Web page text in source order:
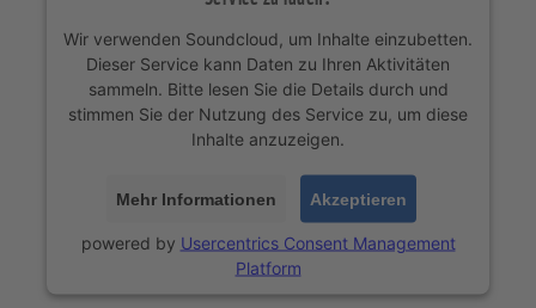
Wir verwenden Soundcloud, um Inhalte einzubetten.
Dieser Service kann Daten zu Ihren Aktivitäten
sammeln. Bitte lesen Sie die Details durch und
stimmen Sie der Nutzung des Service zu, um diese
Inhalte anzuzeigen.
Mehr Informationen Akzeptieren
powered by Usercentrics Consent Management
Platform